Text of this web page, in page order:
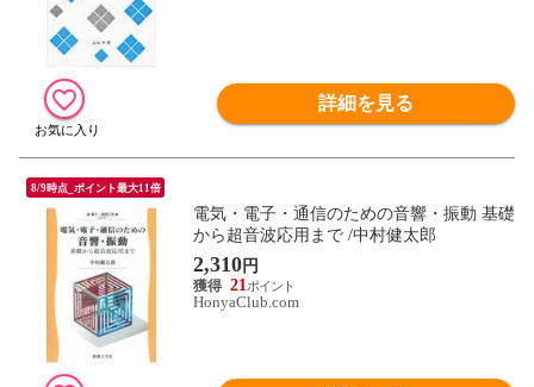
詳細を見る
8/9時点_ポイント最大11倍
電気・電子・通信のための音響・振動 基礎
から超音波応用まで /中村健太郎
2,310円
21
HonyaClub.com